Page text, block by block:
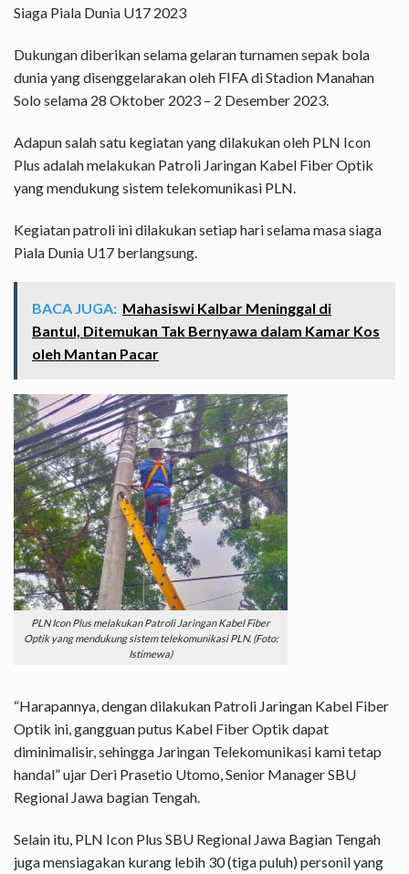
Siaga Piala Dunia U17 2023
Dukungan diberikan selama gelaran turnamen sepak bola
dunia yang disenggelarakan oleh FIFA di Stadion Manahan
Solo selama 28 Oktober 2023 – 2 Desember 2023.
Adapun salah satu kegiatan yang dilakukan oleh PLN Icon
Plus adalah melakukan Patroli Jaringan Kabel Fiber Optik
yang mendukung sistem telekomunikasi PLN.
Kegiatan patroli ini dilakukan setiap hari selama masa siaga
Piala Dunia U17 berlangsung.
BACA JUGA: Mahasiswi Kalbar Meninggal di
Bantul, Ditemukan Tak Bernyawa dalam Kamar Kos
oleh Mantan Pacar
PLN Icon Plus melakukan Patroli Jaringan Kabel Fiber
Optik yang mendukung sistem telekomunikasi PLN. (Foto:
Istimewa)
“Harapannya, dengan dilakukan Patroli Jaringan Kabel Fiber
Optik ini, gangguan putus Kabel Fiber Optik dapat
diminimalisir, sehingga Jaringan Telekomunikasi kami tetap
handal” ujar Deri Prasetio Utomo, Senior Manager SBU
Regional Jawa bagian Tengah.
Selain itu, PLN Icon Plus SBU Regional Jawa Bagian Tengah
juga mensiagakan kurang lebih 30 (tiga puluh) personil yang